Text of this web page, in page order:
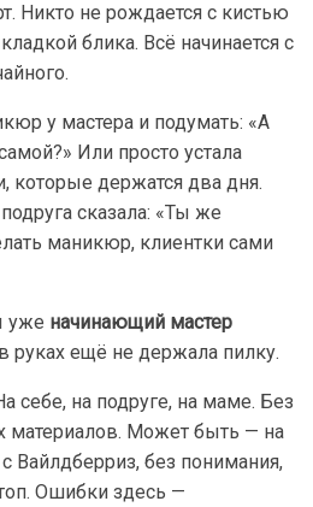
Никто не рождается с кистью
блика. Всё начинается с
у мастера и подумать: «А
Или просто устала
которые держатся два дня.
сказала: «Ты же
маникюр, клиентки сами
уже начинающий мастер
руках ещё не держала пилку.
себе, на подруге, на маме. Без
материалов. Может быть — на
Вайлдберриз, без понимания,
Ошибки здесь —